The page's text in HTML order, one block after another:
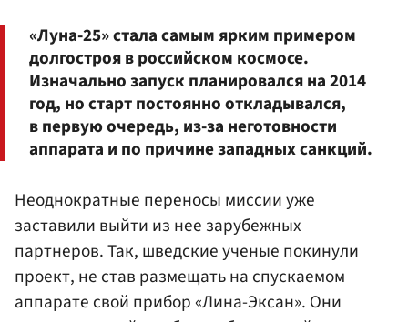
«Луна-25» стала самым ярким примером
долгостроя в российском космосе.
Изначально запуск планировался на 2014
год, но старт постоянно откладывался,
в первую очередь, из-за неготовности
аппарата и по причине западных санкций.
Неоднократные переносы миссии уже
заставили выйти из нее зарубежных
партнеров. Так, шведские ученые покинули
проект, не став размещать на спускаемом
аппарате свой прибор «Лина-Эксан». Они